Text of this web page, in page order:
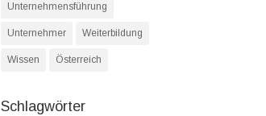
Unternehmensführung
Unternehmer Weiterbildung
Wissen Österreich
Schlagwörter